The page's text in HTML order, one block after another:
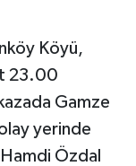
Köyü,
23.00
kazada Gamze
yerinde
Özdal